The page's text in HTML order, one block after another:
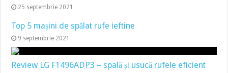
25 septembrie 2021
Top 5 mașini de spălat rufe ieftine
9 septembrie 2021
Review LG F1496ADP3 – spală și usucă rufele eficient